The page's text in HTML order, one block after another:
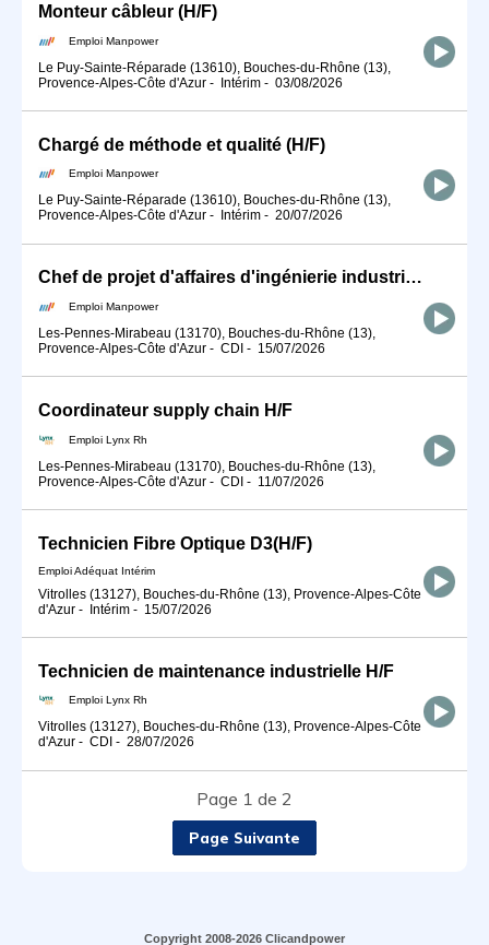
Monteur câbleur (H/F)
Emploi Manpower
Le Puy-Sainte-Réparade (13610), Bouches-du-Rhône (13),
Provence-Alpes-Côte d'Azur - Intérim - 03/08/2026
Chargé de méthode et qualité (H/F)
Emploi Manpower
Le Puy-Sainte-Réparade (13610), Bouches-du-Rhône (13),
Provence-Alpes-Côte d'Azur - Intérim - 20/07/2026
Chef de projet d'affaires d'ingénierie industrielle Nucléaire (H/F)
Emploi Manpower
Les-Pennes-Mirabeau (13170), Bouches-du-Rhône (13),
Provence-Alpes-Côte d'Azur - CDI - 15/07/2026
Coordinateur supply chain H/F
Emploi Lynx Rh
Les-Pennes-Mirabeau (13170), Bouches-du-Rhône (13),
Provence-Alpes-Côte d'Azur - CDI - 11/07/2026
Technicien Fibre Optique D3(H/F)
Emploi Adéquat Intérim
Vitrolles (13127), Bouches-du-Rhône (13), Provence-Alpes-Côte
d'Azur - Intérim - 15/07/2026
Technicien de maintenance industrielle H/F
Emploi Lynx Rh
Vitrolles (13127), Bouches-du-Rhône (13), Provence-Alpes-Côte
d'Azur - CDI - 28/07/2026
Page 1 de 2
Page Suivante
Copyright 2008-2026 Clicandpower